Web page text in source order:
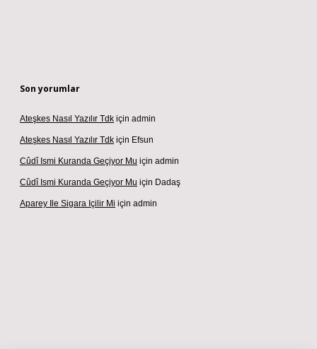
Son yorumlar
Ateşkes Nasıl Yazılır Tdk için admin
Ateşkes Nasıl Yazılır Tdk için Efsun
Cûdî Ismi Kuranda Geçiyor Mu için admin
Cûdî Ismi Kuranda Geçiyor Mu için Dadaş
Aparey Ile Sigara Içilir Mi için admin